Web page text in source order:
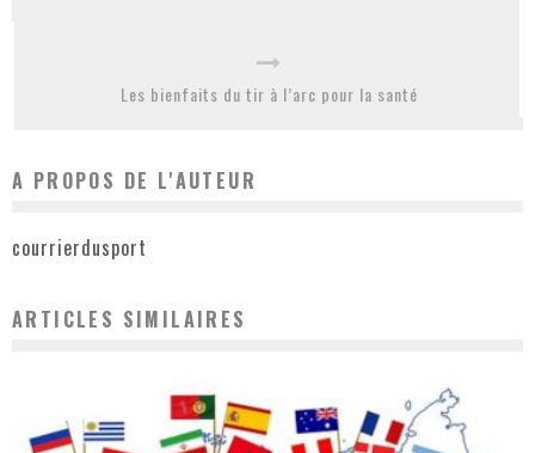
Les bienfaits du tir à l’arc pour la santé
A PROPOS DE L'AUTEUR
courrierdusport
ARTICLES SIMILAIRES